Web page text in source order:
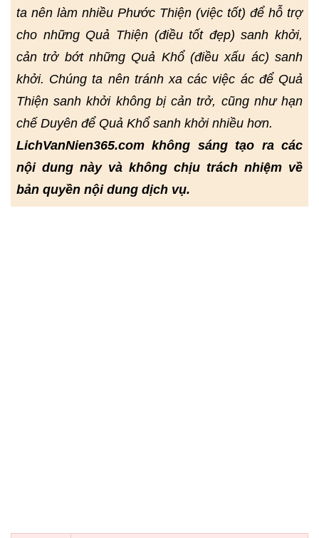
ta nên làm nhiều Phước Thiện (việc tốt) để hỗ trợ
cho những Quả Thiện (điều tốt đẹp) sanh khởi,
cản trở bớt những Quả Khổ (điều xấu ác) sanh
khởi. Chúng ta nên tránh xa các việc ác để Quả
Thiện sanh khởi không bị cản trở, cũng như hạn
chế Duyên để Quả Khổ sanh khởi nhiều hơn.
LichVanNien365.com không sáng tạo ra các
nội dung này và không chịu trách nhiệm về
bản quyền nội dung dịch vụ.